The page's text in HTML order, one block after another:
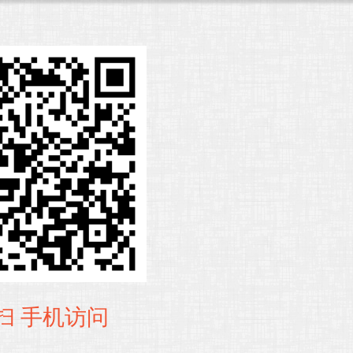
手机访问